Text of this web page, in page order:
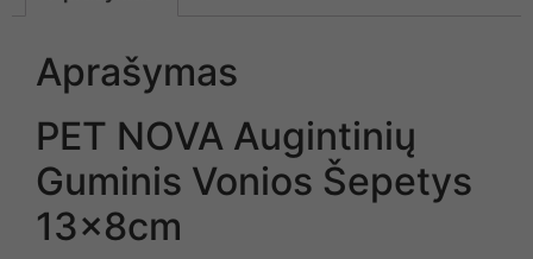
Aprašymas
PET NOVA Augintinių
Guminis Vonios Šepetys
13x8cm